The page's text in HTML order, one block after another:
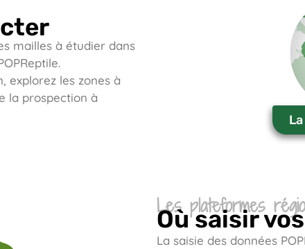
mailles à étudier dans
explorez les zones à
la prospection à
Les plateformes
Où saisir
La saisie des données